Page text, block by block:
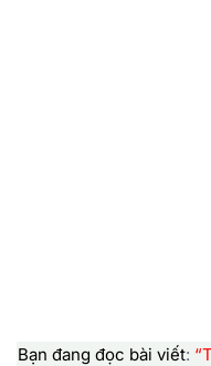
Bạn đang đọc bài viết: